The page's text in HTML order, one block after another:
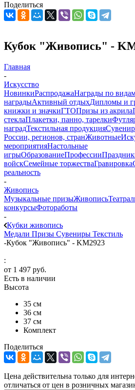
Поделиться
Кубок "Живопись" -
Главная
-
Искусство
НовинкиРаспродажаНаграды по
наградыАктивный отдыхДипломы и
книжки и значкиГТОПризы из акрила
стеклаПлакетки, панно, тарелки
наградТекстильная продукция
России, регионов, странЖивотные
мероприятияНастольные
игрыОбразованиеПрофессии
войскСемейные торжестваГравировка
реальность
-
Живопись
Музыкальные призыЖивопись
конкурсыФотоработы
-
Кубки живопись
Медали Призы Сувениры Текстиль
-Кубок "Живопись" - KM2923
:
от 1 497 руб.
Есть в наличии
Высота
35 см
36 см
37 см
Комплект
Поделиться
Цена действительна только для
отличаться от цен в розничных